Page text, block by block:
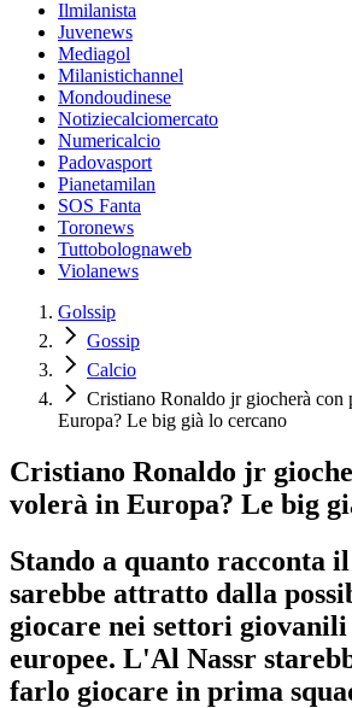
Ilmilanista
Juvenews
Mediagol
Milanistichannel
Mondoudinese
Notiziecalciomercato
Numericalcio
Padovasport
Pianetamilan
SOS Fanta
Toronews
Tuttobolognaweb
Violanews
Golssip
Gossip
Calcio
Cristiano Ronaldo jr giocherà con
Europa? Le big già lo cercano
Cristiano Ronaldo jr
volerà in Europa? Le big
Stando a quanto racconta
sarebbe attratto dalla
giocare nei settori giovanili
europee. L'Al Nassr
farlo giocare in prima